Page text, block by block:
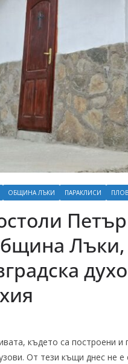
ОБЩИНА ЛЪКИ ПАРАКЛИСИ
Лъки,
където са построени
От тези къщи днес не